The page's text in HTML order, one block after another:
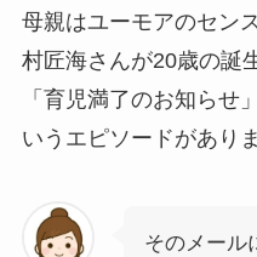
母親はユーモアのセン
村匠海さんが20歳の誕
「育児満了のお知らせ
いうエピソードがありま
そのメール